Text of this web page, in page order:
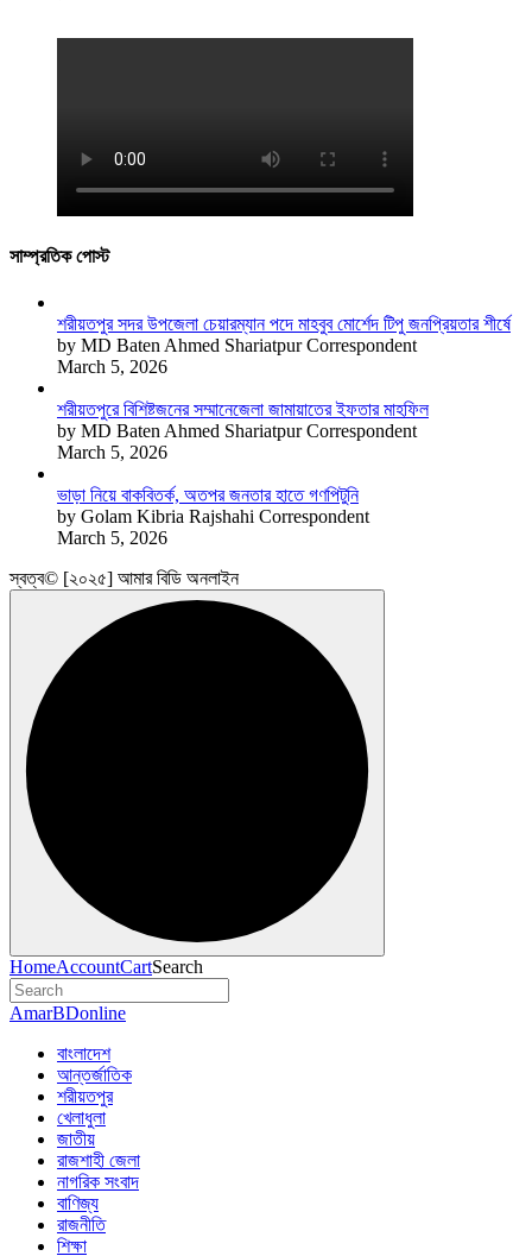
সাম্প্রতিক পোস্ট
শরীয়তপুর সদর উপজেলা চেয়ারম্যান পদে মাহবুব মোর্শেদ টিপু জনপ্রিয়তার শীর্ষে
by MD Baten Ahmed Shariatpur Correspondent
March 5, 2026
শরীয়তপুরে বিশিষ্টজনের সম্মানেজেলা জামায়াতের ইফতার মাহফিল
by MD Baten Ahmed Shariatpur Correspondent
March 5, 2026
ভাড়া নিয়ে বাকবিতর্ক, অতপর জনতার হাতে গণপিটুনি
by Golam Kibria Rajshahi Correspondent
March 5, 2026
স্বত্ব© [২০২৫] আমার বিডি অনলাইন
HomeAccountCartSearch
AmarBDonline
বাংলাদেশ
আন্তর্জাতিক
শরীয়তপুর
খেলাধুলা
জাতীয়
রাজশাহী জেলা
নাগরিক সংবাদ
বাণিজ্য
রাজনীতি
শিক্ষা